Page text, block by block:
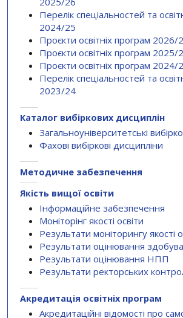
Перелік спеціальностей та
2024/25
Проєкти освітніх програм 2026/
Проєкти освітніх програм 2025/
Проєкти освітніх програм 2024/
Перелік спеціальностей та
2023/24
Каталог вибіркових дисциплін
Загальноуніверситетські
Фахові вибіркові дисципліни
Методичне забезпечення
Якість вищої освіти
Інформаційне забезпечення
Моніторінг якості освіти
Результати моніторингу якості
Результати оцінювання
Результати оцінювання НПП
Результати ректорських
Акредитація освітніх програм
Акредитаційні відомості про